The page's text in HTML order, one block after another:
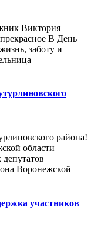
Виктория
В День
заботу и
района!
области
Воронежской
участников